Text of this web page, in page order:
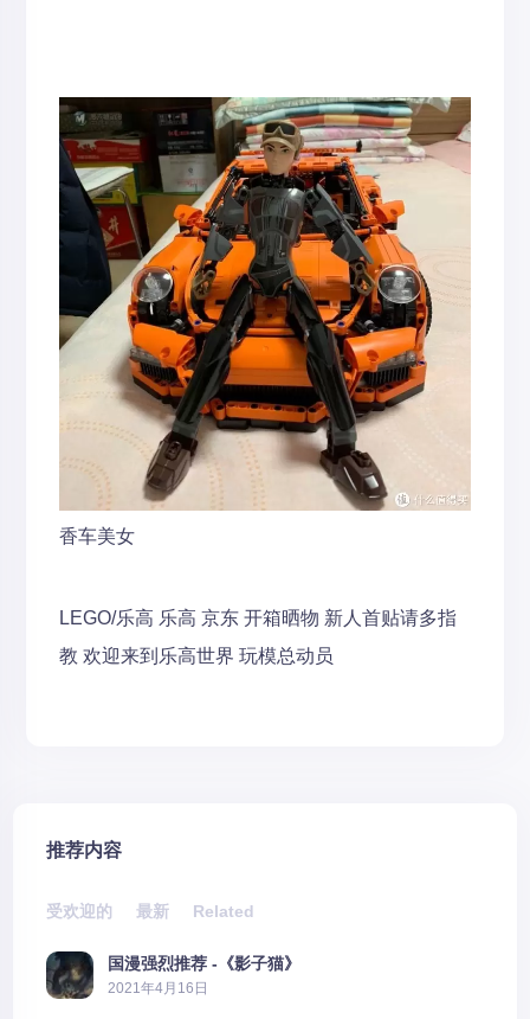
香车美女
LEGO/乐高 乐高 京东 开箱晒物 新人首贴请多指
教 欢迎来到乐高世界 玩模总动员
推荐内容
受欢迎的 最新 Related
国漫强烈推荐 -《影子猫》
2021年4月16日